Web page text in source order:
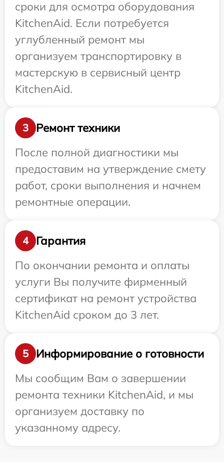
сроки для осмотра оборудования
KitchenAid. Если потребуется
углубленный ремонт мы
организуем транспортировку в
мастерскую в сервисный центр
KitchenAid.
3
Ремонт техники
После полной диагностики мы
предоставим на утверждение смету
работ, сроки выполнения и начнем
ремонтные операции.
4
Гарантия
По окончании ремонта и оплаты
услуги Вы получите фирменный
сертификат на ремонт устройства
KitchenAid сроком до 3 лет.
5
Информирование о готовности
Мы сообщим Вам о завершении
ремонта техники KitchenAid, и мы
организуем доставку по
указанному адресу.